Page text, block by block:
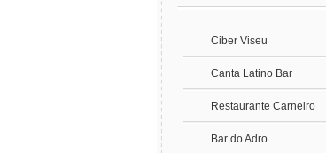
Ciber Viseu
Canta Latino Bar
Restaurante Carneiro
Bar do Adro